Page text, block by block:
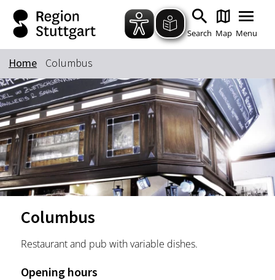
Zum Hauptinhalt springen
Zur Suche springen
Zur Hauptnavigation
Zum Footer springen
Search Map Menu
Keyword
Home Columbus
Columbus
Restaurant and pub with variable dishes.
Opening hours